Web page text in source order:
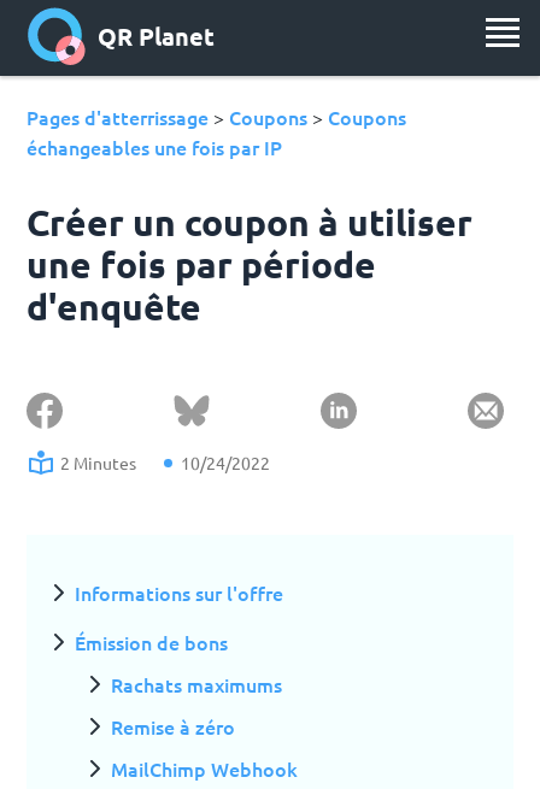
QR Planet
Pages d'atterrissage > Coupons > Coupons
échangeables une fois par IP
Créer un coupon à utiliser
une fois par période
d'enquête
2 Minutes 10/24/2022
Informations sur l'offre
Émission de bons
Rachats maximums
Remise à zéro
MailChimp Webhook